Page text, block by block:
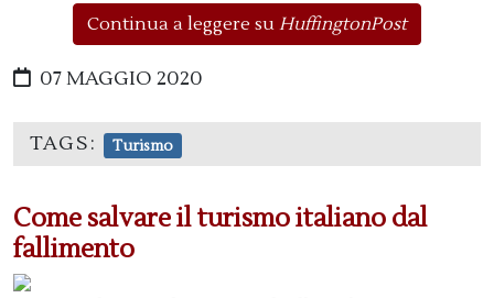
Continua a leggere su HuffingtonPost
07 MAGGIO 2020
TAGS: Turismo
Come salvare il turismo italiano dal
fallimento